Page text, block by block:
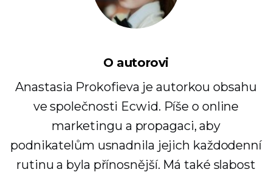
O autorovi
Anastasia Prokofieva je autorkou obsahu
ve společnosti Ecwid. Píše o online
marketingu a propagaci, aby
podnikatelům usnadnila jejich každodenní
rutinu a byla přínosnější. Má také slabost